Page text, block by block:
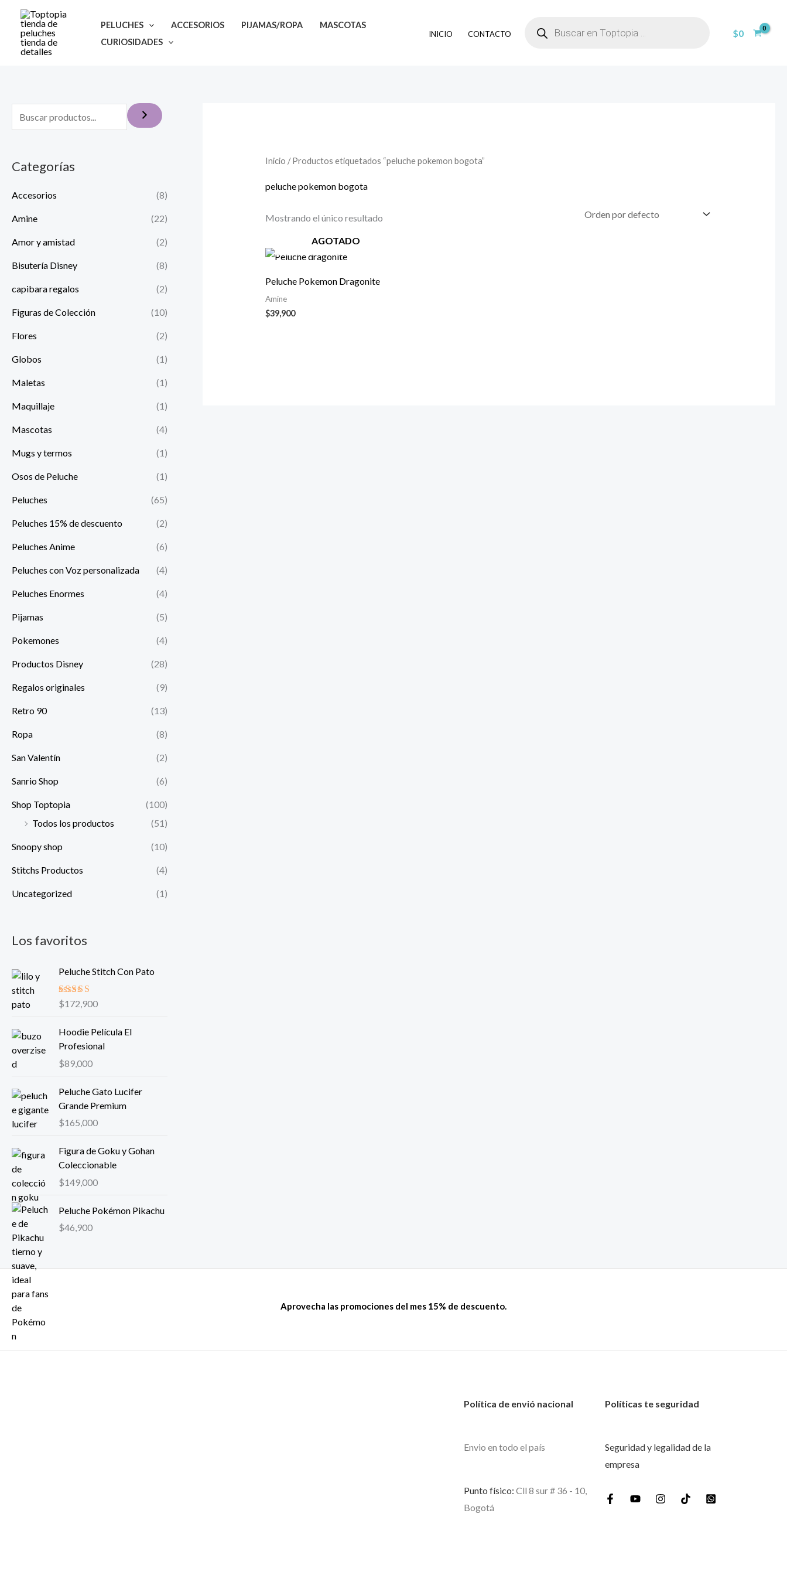
contenido
PELUCHES ACCESORIOS PIJAMAS/ROPA
MASCOTAS
CURIOSIDADES
INICIO CONTACTO
PRODUCTOS
$0
Categorías
Accesorios (8)
Amine (22)
Amor y amistad (2)
Bisutería Disney (8)
capibara regalos (2)
Figuras de Colección (10)
Flores (2)
Globos (1)
Maletas (1)
Maquillaje (1)
Mascotas (4)
Mugs y termos (1)
Osos de Peluche (1)
Peluches (65)
Peluches 15% de descuento (2)
Peluches Anime (6)
Peluches con Voz personalizada (4)
Peluches Enormes (4)
Pijamas (5)
Pokemones (4)
Productos Disney (28)
Regalos originales (9)
Retro 90 (13)
Ropa (8)
San Valentín (2)
Sanrio Shop (6)
Shop Toptopia
(100)
Todos los productos
(51)
Snoopy shop (10)
Stitchs Productos (4)
Uncategorized (1)
Los favoritos
Peluche Stitch Con Pato
Valorado
$172,900
Hoodie Película El
Profesional
$89,000
Peluche Gato Lucifer
Grande Premium
$165,000
Figura de Goku y Gohan
Coleccionable
$149,000
Peluche Pokémon Pikachu
$46,900
Inicio / Productos etiquetados “peluche pokemon bogota”
peluche pokemon bogota
Mostrando el único resultado
AGOTADO
Peluche Pokemon Dragonite
Amine
$39,900
Aprovecha las promociones del mes 15% de descuento.
Política de envió nacional
Envio en todo el país
Punto físico:Cll 8 sur # 36 - 10,
Bogotá
Políticas te seguridad
Seguridad y legalidad de la
empresa